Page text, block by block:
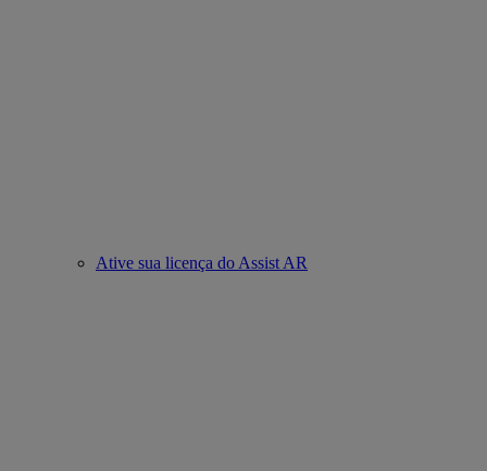
Ative sua licença do Assist AR